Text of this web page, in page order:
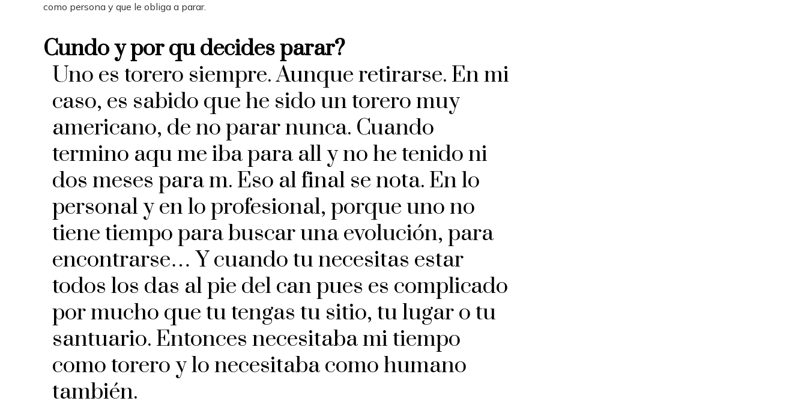
como persona y que le obliga a parar.
Cundo y por qu decides parar?
Uno es torero siempre. Aunque retirarse. En mi
caso, es sabido que he sido un torero muy
americano, de no parar nunca. Cuando
termino aqu me iba para all y no he tenido ni
dos meses para m. Eso al final se nota. En lo
personal y en lo profesional, porque uno no
tiene tiempo para buscar una evolución, para
encontrarse… Y cuando tu necesitas estar
todos los das al pie del can pues es complicado
por mucho que tu tengas tu sitio, tu lugar o tu
santuario. Entonces necesitaba mi tiempo
como torero y lo necesitaba como humano
también.